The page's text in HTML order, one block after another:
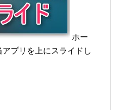
ホー
プリを上にスライドし